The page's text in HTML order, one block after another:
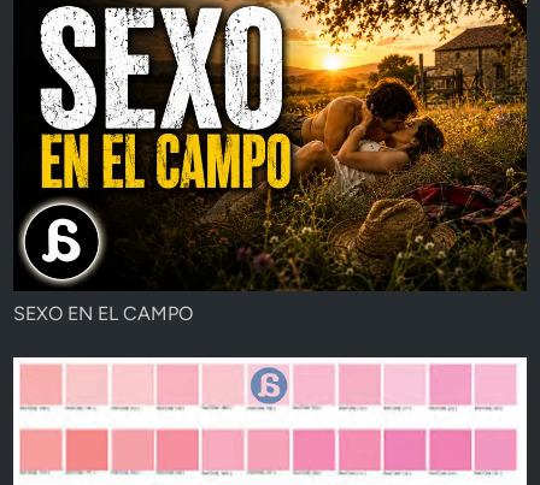
SEXO EN EL CAMPO